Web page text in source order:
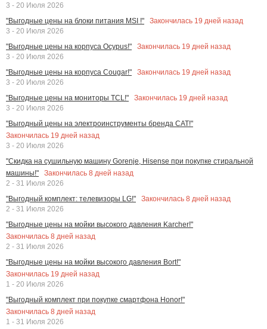
3 - 20 Июля 2026
"Выгодные цены на блоки питания MSI !"
Закончилась 19 дней назад
3 - 20 Июля 2026
"Выгодные цены на корпуса Ocypus!"
Закончилась 19 дней назад
3 - 20 Июля 2026
"Выгодные цены на корпуса Cougar!"
Закончилась 19 дней назад
3 - 20 Июля 2026
"Выгодные цены на мониторы TCL!"
Закончилась 19 дней назад
3 - 20 Июля 2026
"Выгодный цены на электроинструменты бренда CAT!"
Закончилась 19 дней назад
3 - 20 Июля 2026
"Скидка на сушильную машину Gorenje, Hisense при покупке стиральной
машины!"
Закончилась 8 дней назад
2 - 31 Июля 2026
"Выгодный комплект: телевизоры LG!"
Закончилась 8 дней назад
2 - 31 Июля 2026
"Выгодные цены на мойки высокого давления Karcher!"
Закончилась 8 дней назад
2 - 31 Июля 2026
"Выгодные цены на мойки высокого давления Bort!"
Закончилась 19 дней назад
1 - 20 Июля 2026
"Выгодный комплект при покупке смартфона Honor!"
Закончилась 8 дней назад
1 - 31 Июля 2026